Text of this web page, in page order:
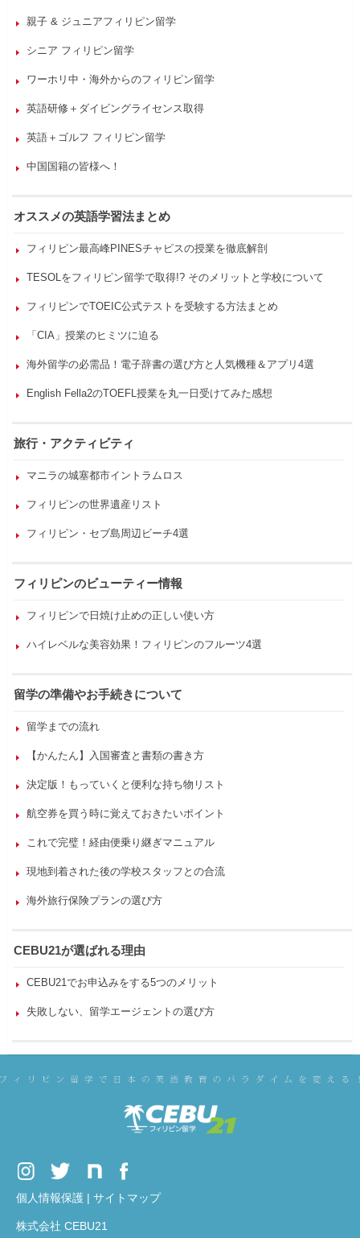
親子 & ジュニアフィリピン留学
シニア フィリピン留学
ワーホリ中・海外からのフィリピン留学
英語研修＋ダイビングライセンス取得
英語＋ゴルフ フィリピン留学
中国国籍の皆様へ！
オススメの英語学習法まとめ
フィリピン最高峰PINESチャピスの授業を徹底解剖
TESOLをフィリピン留学で取得!? そのメリットと学校について
フィリピンでTOEIC公式テストを受験する方法まとめ
「CIA」授業のヒミツに迫る
海外留学の必需品！電子辞書の選び方と人気機種＆アプリ4選
English Fella2のTOEFL授業を丸一日受けてみた感想
旅行・アクティビティ
マニラの城塞都市イントラムロス
フィリピンの世界遺産リスト
フィリピン・セブ島周辺ビーチ4選
フィリピンのビューティー情報
フィリピンで日焼け止めの正しい使い方
ハイレベルな美容効果！フィリピンのフルーツ4選
留学の準備やお手続きについて
留学までの流れ
【かんたん】入国審査と書類の書き方
決定版！もっていくと便利な持ち物リスト
航空券を買う時に覚えておきたいポイント
これで完璧！経由便乗り継ぎマニュアル
現地到着された後の学校スタッフとの合流
海外旅行保険プランの選び方
CEBU21が選ばれる理由
CEBU21でお申込みをする5つのメリット
失敗しない、留学エージェントの選び方
個人情報保護 | サイトマップ
株式会社 CEBU21